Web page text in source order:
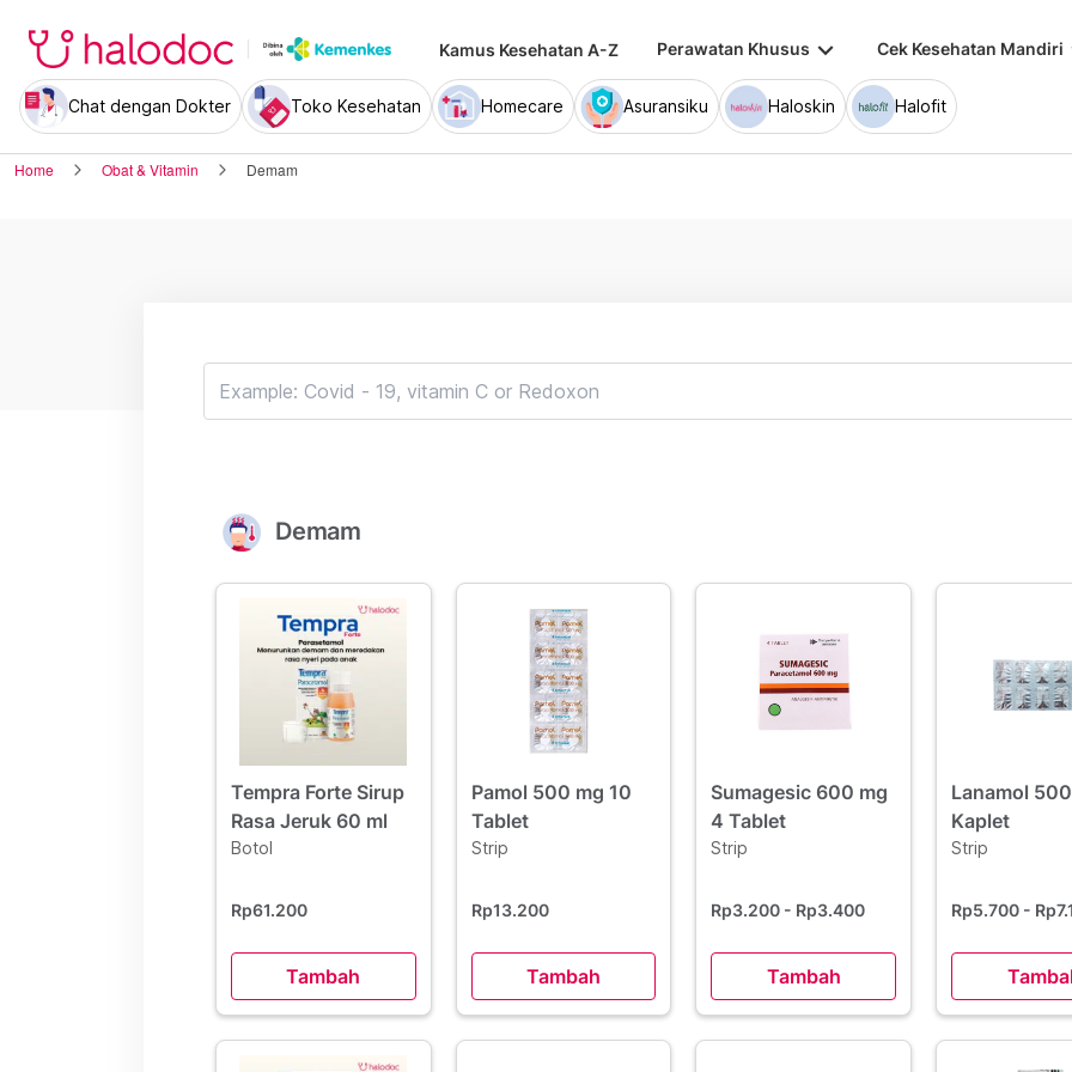
Kamus Kesehatan A-Z Perawatan Khusus keyboard_arrow_down Cek Kesehatan Mandiri
Chat dengan Dokter Toko Kesehatan Homecare Asuransiku Haloskin Halofit
Home Obat & Vitamin Demam
Demam
Tempra Forte Sirup
Rasa Jeruk 60 ml
Botol
Rp61.200
Tambah
Pamol 500 mg 10
Tablet
Strip
Rp13.200
Tambah
Sumagesic 600 mg
4 Tablet
Strip
Rp3.200 - Rp3.400
Tambah
Lanamol
Kaplet
Strip
Rp5.700 -